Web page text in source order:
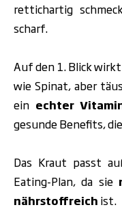
rettichartig
scharf.
Auf den 1. Blick
wie Spinat, aber
ein echter
gesunde Benefits,
Das Kraut passt
Eating-Plan, da sie
nährstoffreich ist.